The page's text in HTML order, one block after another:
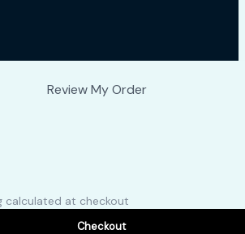
Review My Order
calculated at checkout
Checkout